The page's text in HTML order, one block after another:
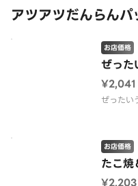
アツアツだんらんパ
ぜっ
お店価格
¥2,041
ぜったい
たこ焼
お店価格
¥2,203